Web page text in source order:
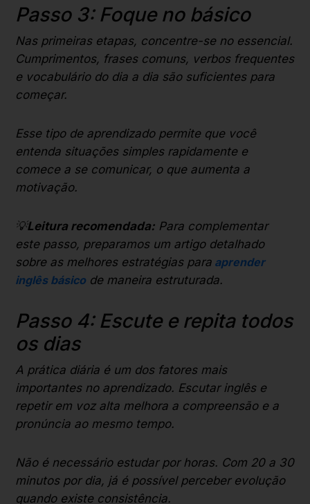
Passo 3: Foque no básico
Nas primeiras etapas, concentre-se no essencial.
Cumprimentos, frases comuns, verbos frequentes
e vocabulário do dia a dia são suficientes para
começar.
Esse tipo de aprendizado permite que você
entenda situações simples rapidamente e
comece a se comunicar, o que aumenta a
motivação.
💡Leitura recomendada: Para complementar
este passo, preparamos um artigo detalhado
sobre as melhores estratégias para aprender
inglês básico de maneira estruturada.
Passo 4: Escute e repita todos
os dias
A prática diária é um dos fatores mais
importantes no aprendizado. Escutar inglês e
repetir em voz alta melhora a compreensão e a
pronúncia ao mesmo tempo.
Não é necessário estudar por horas. Com 20 a 30
minutos por dia, já é possível perceber evolução
quando existe consistência.